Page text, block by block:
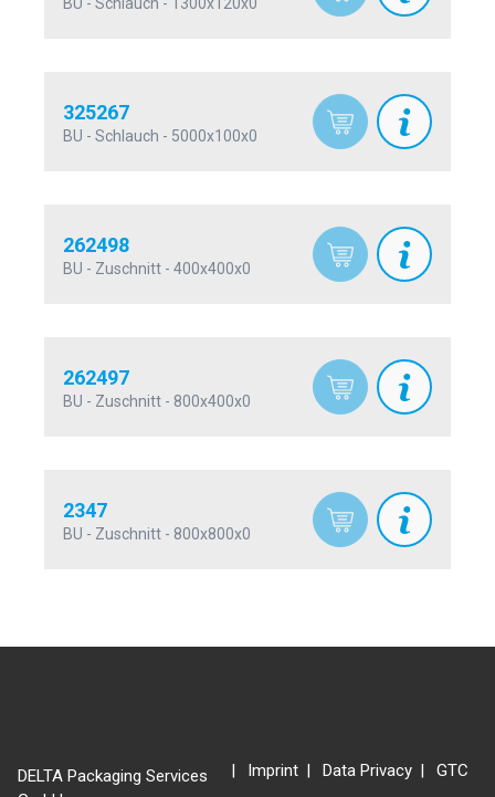
325267
BU - Schlauch - 5000x100x0
262498
BU - Zuschnitt - 400x400x0
262497
BU - Zuschnitt - 800x400x0
2347
BU - Zuschnitt - 800x800x0
DELTA Packaging Services
Imprint Data Privacy
GTC